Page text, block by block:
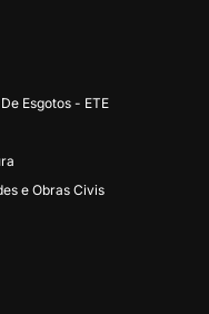
Esgotos - ETE
e Obras Civis